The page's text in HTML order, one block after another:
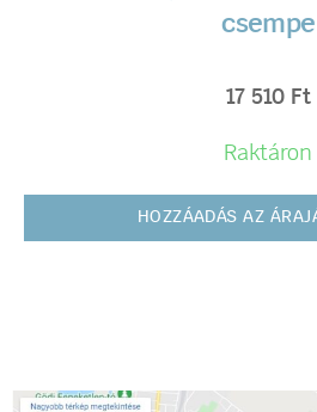
csempe
17 510 Ft
Raktáron
HOZZÁADÁS AZ